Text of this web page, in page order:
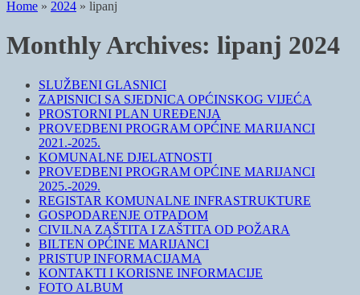
Home » 2024 » lipanj
Monthly Archives: lipanj 2024
SLUŽBENI GLASNICI
ZAPISNICI SA SJEDNICA OPĆINSKOG VIJEĆA
PROSTORNI PLAN UREĐENJA
PROVEDBENI PROGRAM OPĆINE MARIJANCI
2021.-2025.
KOMUNALNE DJELATNOSTI
PROVEDBENI PROGRAM OPĆINE MARIJANCI
2025.-2029.
REGISTAR KOMUNALNE INFRASTRUKTURE
GOSPODARENJE OTPADOM
CIVILNA ZAŠTITA I ZAŠTITA OD POŽARA
BILTEN OPĆINE MARIJANCI
PRISTUP INFORMACIJAMA
KONTAKTI I KORISNE INFORMACIJE
FOTO ALBUM